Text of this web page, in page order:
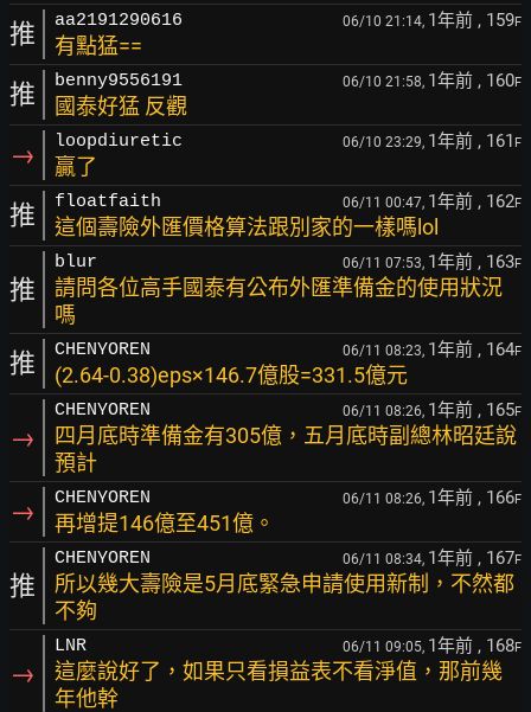
推 aa2191290616 06/10 21:14, 1年前 , 159F
有點猛==
推 benny9556191 06/10 21:58, 1年前 , 160F
國泰好猛 反觀
→ loopdiuretic 06/10 23:29, 1年前 , 161 F
贏了
推 floatfaith 06/11 00:47, 1年前 , 162F
這個壽險外匯價格算法跟別家的一樣嗎lol
推
blur 06/11 07:53, 1年前 , 163F
請問各位高手國泰有公布外匯準備金的使用狀況
嗎
推 CHENYOREN 06/11 08:23, 1年前 , 164F
(2.64-0.38)eps×146.7億股=331.5億元
→
CHENYOREN 06/11 08:26, 1年前 , 165F
四月底時準備金有305億，五月底時副總林昭廷說
預計
→ CHENYOREN 06/11 08:26, 1年前 , 166F
再增提146億至451億。
推
CHENYOREN 06/11 08:34, 1年前 , 167F
所以幾大壽險是5月底緊急申請使用新制，不然都
不夠
→
LNR 06/11 09:05, 1年前 , 168F
這麼說好了，如果只看損益表不看淨值，那前幾
年他幹